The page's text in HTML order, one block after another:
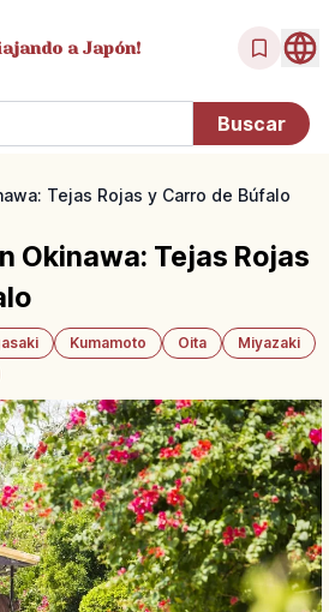
a Japón!
Tejas Rojas y Carro de Búfalo
Okinawa: Tejas Rojas
Kumamoto Oita
Miyazaki